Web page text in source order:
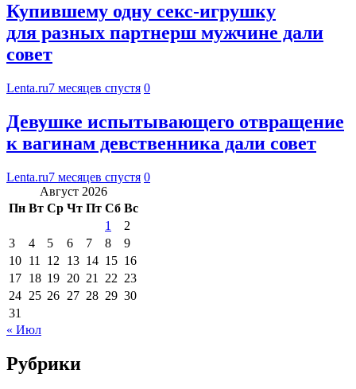
Купившему одну секс-игрушку
для разных партнерш мужчине дали
совет
Lenta.ru7 месяцев спустя 0
Девушке испытывающего отвращение
к вагинам девственника дали совет
Lenta.ru7 месяцев спустя 0
Август 2026
Пн Вт Ср Чт Пт Сб Вс
1
2
3
4 5 6 7 8
9
10 11 12 13 14 15 16
17 18 19 20 21 22 23
24 25 26 27 28 29 30
31
« Июл
Рубрики